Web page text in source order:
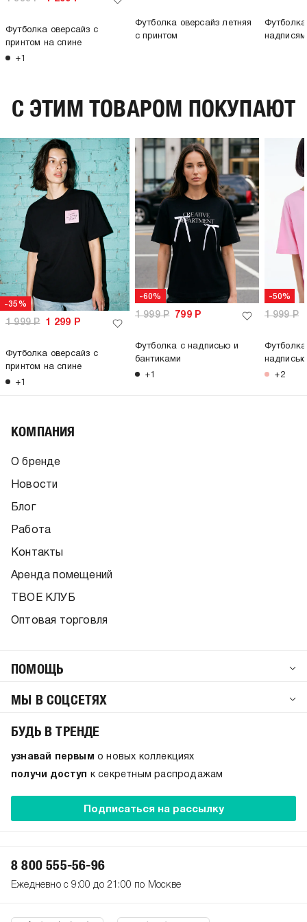
Футболка оверсайз с
принтом на спине
+1
Футболка оверсайз летняя
с принтом
C ЭТИМ ТОВАРОМ ПОКУПАЮТ
-35%
1 999Р 1 299 Р
Футболка оверсайз с
принтом на спине
+1
-60%
1 999Р 799Р
Футболка с надписью и
бантиками
+1
-50%
1 999Р
надписью
+2
КОМПАНИЯ
О бренде
Новости
Блог
Работа
Контакты
Аренда помещений
ТВОЕ КЛУБ
Оптовая торговля
ПОМОЩЬ
МЫ В СОЦСЕТЯХ
БУДЬ В ТРЕНДЕ
узнавай первым о новых коллекциях
получи доступ к секретным распродажам
Подписаться на рассылку
8 800 555-56-96
Ежедневно с 9:00 до 21:00 по Москве